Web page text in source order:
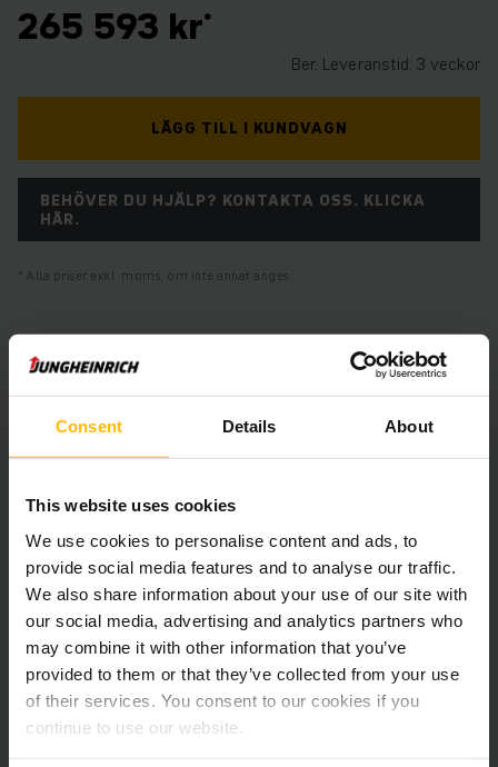
Consent Details About
This website uses cookies
We use cookies to personalise content and ads, to
provide social media features and to analyse our traffic.
We also share information about your use of our site with
our social media, advertising and analytics partners who
may combine it with other information that you’ve
provided to them or that they’ve collected from your use
of their services. You consent to our cookies if you
continue to use our website.
265 593 kr
Ber. Leveranstid: 3 veckor
LÄGG TILL I KUNDVAGN
BEHÖVER DU HJÄLP? KONTAKTA OSS. KLICKA
HÄR.
Alla priser exkl. moms, om inte annat anges.
Produktinformation
Följande avsnitt ger en omfattande sammanfattning av
fordonets tekniska specifikationer och utrustning.
Batteri Bly-syra, 48 V / 620 Ah
Laddare Ja, 48 V / 90 A
Batteriets tillverkningsår 2019
Tillverkningsår